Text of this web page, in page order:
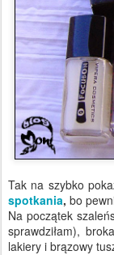
Tak na szybko
spotkania, bo
Na początek
sprawdziłam),
lakiery i brązowy